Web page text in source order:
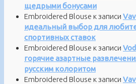
щедрыми бонусами
Embroidered Blouse к записи
идеальный выбор для
спортивных ставок
Embroidered Blouse к записи
горячие азартные
русским колоритом
Embroidered Blouse к записи